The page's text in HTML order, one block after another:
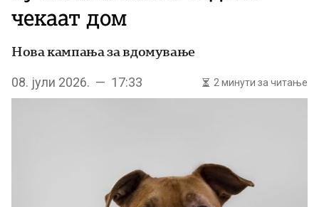
чекаат дом
Нова кампања за вдомување
08. јули 2026. — 17:33 2 минути за читање